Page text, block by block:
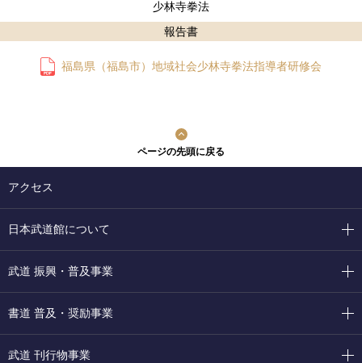
少林寺拳法
報告書
福島県（福島市）地域社会少林寺拳法指導者研修会
ページの先頭に戻る
アクセス
日本武道館について
武道 振興・普及事業
書道 普及・奨励事業
武道 刊行物事業